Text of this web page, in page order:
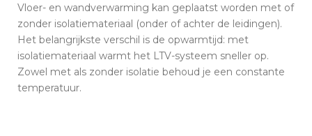
Vloer- en wandverwarming kan geplaatst worden met of
zonder isolatiemateriaal (onder of achter de leidingen).
Het belangrijkste verschil is de opwarmtijd: met
isolatiemateriaal warmt het LTV-systeem sneller op.
Zowel met als zonder isolatie behoud je een constante
temperatuur.